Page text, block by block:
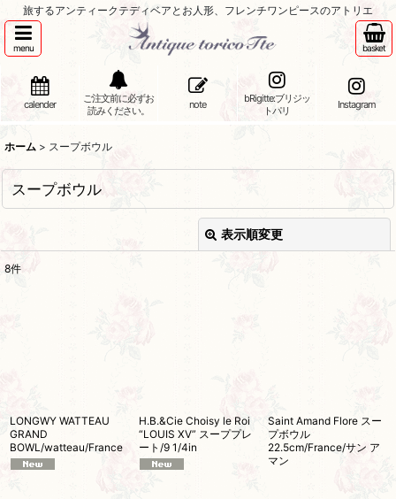
旅するアンティークテディベアとお人形、フレンチワンピースのアトリエ
menu basket
calender
ご注文前に必ずお
読みください。
note
bRigitte:ブリジッ
トパリ
Instagram
ホーム > スープボウル
スープボウル
表示順変更
8件
LONGWY WATTEAU
GRAND
BOWL/watteau/France
H.B.&Cie Choisy le Roi
“LOUIS XV” スーププレ
ート/9 1/4in
Saint Amand Flore スー
プボウル
22.5cm/France/サン ア
マン